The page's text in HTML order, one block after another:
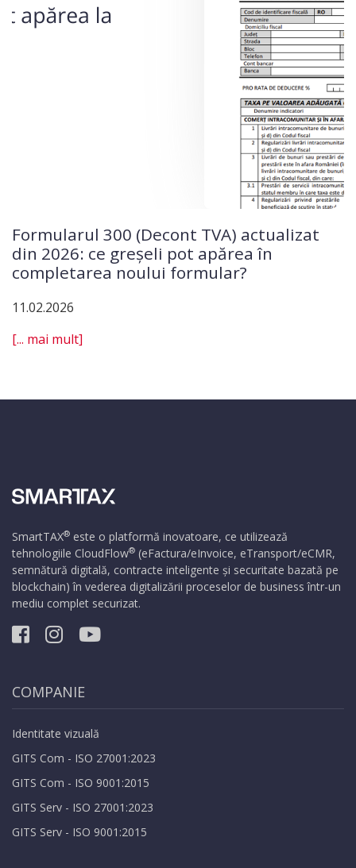
Formularul 300 (Decont TVA) actualizat
din 2026: ce greșeli pot apărea în
completarea noului formular?
11.02.2026
[... mai mult]
SmartTAX® este o platformă inovatoare, ce utilizează
tehnologiile CloudFlow® (eFactura/eInvoice, eTransport/eCMR,
semnătură digitală, contracte inteligente și securitate bazată pe
blockchain) în vederea digitalizării proceselor de business într-un
mediu complet securizat.
COMPANIE
Identitate vizuală
GITS Com - ISO 27001:2023
GITS Com - ISO 9001:2015
GITS Serv - ISO 27001:2023
GITS Serv - ISO 9001:2015